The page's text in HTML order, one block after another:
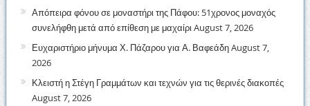
Απόπειρα φόνου σε μοναστήρι της Πάφου: 51χρονος μοναχός
συνελήφθη μετά από επίθεση με μαχαίριAugust 7, 2026
Ευχαριστήριο μήνυμα Χ. Πάζαρου για Α. ΒαφεάδηAugust 7,
2026
Κλειστή η Στέγη Γραμμάτων και τεχνών για τις θερινές διακοπές
August 7, 2026